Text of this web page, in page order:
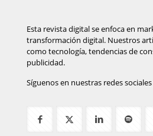
Esta revista digital se enfoca en
transformación digital. Nuestros
como tecnología, tendencias de
publicidad.
Síguenos en nuestras redes